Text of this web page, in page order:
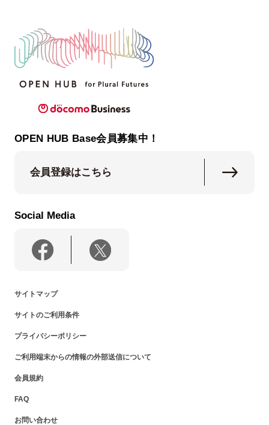
OPEN HUB Base会員募集中！
会員登録はこちら
Social Media
サイトマップ
サイトのご利用条件
プライバシーポリシー
ご利用端末からの情報の外部送信について
会員規約
FAQ
お問い合わせ